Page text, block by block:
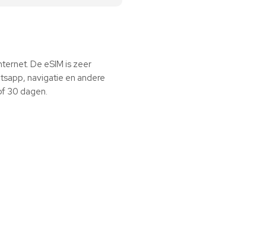
De eSIM is zeer
navigatie en andere
30 dagen.